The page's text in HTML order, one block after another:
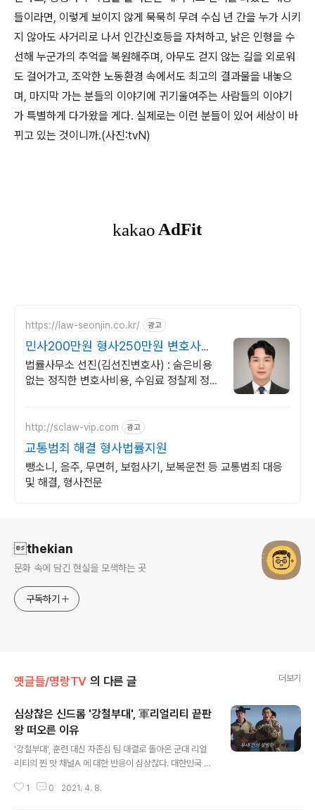
들이라면, 이렇게 보이지 않게 묵묵히 무려 수십 년 간을 누가 시키
지 않아도 사거리로 나서 인간신호등을 자처하고, 낡은 인형을 수
선해 누군가의 추억을 복원해주며, 아무도 걷지 않는 길을 외로워
도 걸어가고, 조악한 노동환경 속에서도 최고의 결과물을 내놓으
며, 마지막 가는 분들의 이야기에 귀기울여주는 사람들의 이야기
가 특별하게 다가왔을 게다. 실제로는 이런 분들이 있어 세상이 바
뀌고 있는 것이니까.(사진:tvN)
https://law-seonjin.co.kr/ 광고
민사200만원 형사250만원 변호사선
임비용 수임료 정찰제
법률사무소 선진(김선진변호사) : 숨은비용
없는 정직한 변호사비용, 수임료 정찰제 정직
http://sclaw-vip.com 광고
교통범죄 해결 형사법률지원
뺑소니, 음주, 무면허, 보험사기, 보복운전 등 교통범죄 대응
및 해결, 형사전문
thekian
문화 속에 담긴 현실을 모색하는 곳
구독하기
옛글들/명랑TV 의 다른 글 더보기
심상찮은 신드롬 '강철부대', 軍리얼리티 끝판
왕 떠오른 이유
'강철부대', 훈련 대신 자존심 팀 대결로 돌아온 군대 리얼
리티의 찐 맛 채널A 에 대한 반응이 심상찮다. 대한민국 최
리티 는 첫 회에 2.9%(닐슨 코리아) 시청률로 시작해 3.
1 0 2021. 4. 8.